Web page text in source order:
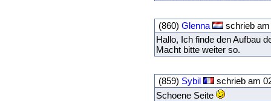
(860) Glenna
schrieb
Hallo, Ich finde den Aufbau
Macht bitte weiter so.
(859) Sybil
schrieb am
Schoene Seite